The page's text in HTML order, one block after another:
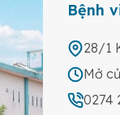
Bệnh
28/1
Mở
0274